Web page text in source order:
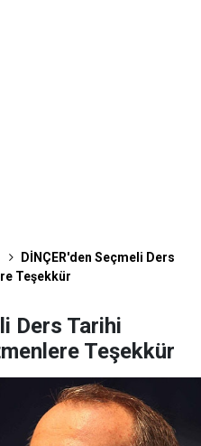
DİNÇER'den Seçmeli Ders
Teşekkür
Ders Tarihi
Teşekkür